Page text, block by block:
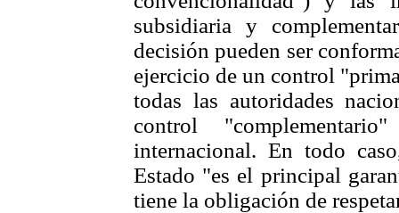
subsidiaria y
decisión pueden ser
ejercicio de un control
todas las autoridades
control
internacional. En todo
Estado "es el principal
tiene la obligación de